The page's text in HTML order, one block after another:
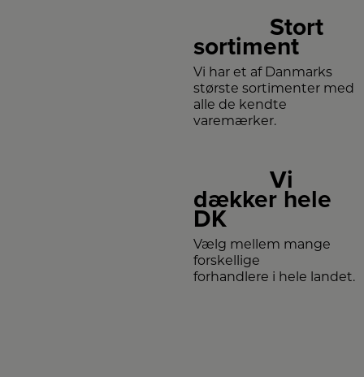
Stort
sortiment
Vi har et af Danmarks
største sortimenter med
alle de kendte
varemærker.
Vi
dækker hele
DK
Vælg mellem mange
forskellige
forhandlere i hele landet.